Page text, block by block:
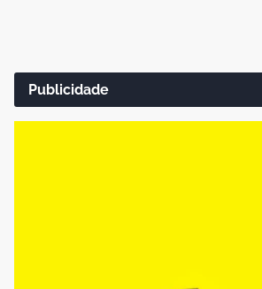
Publicidade